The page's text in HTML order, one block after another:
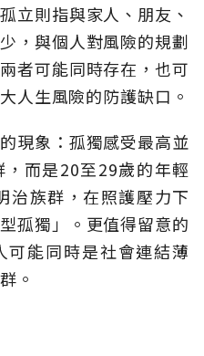
立則指與家人、朋友、
，與個人對風險的規劃
者可能同時存在，也可
人生風險的防護缺口。
現象：孤獨感受最高並
而是20至29歲的年輕
治族群，在照護壓力下
孤獨」。更值得留意的
可能同時是社會連結薄
。